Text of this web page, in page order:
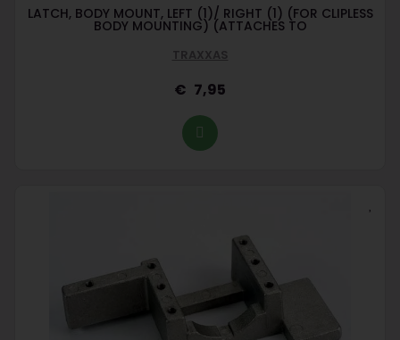
LATCH, BODY MOUNT, LEFT (1)/ RIGHT (1) (FOR CLIPLESS
BODY MOUNTING) (ATTACHES TO
TRAXXAS
7,95